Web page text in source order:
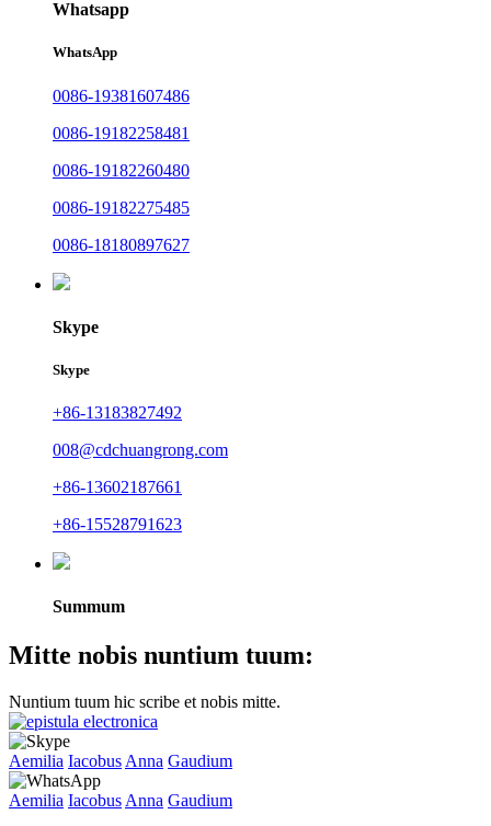
Whatsapp
WhatsApp
0086-19381607486
0086-19182258481
0086-19182260480
0086-19182275485
0086-18180897627
Skype
Skype
+86-13183827492
008@cdchuangrong.com
+86-13602187661
+86-15528791623
Summum
Mitte nobis nuntium tuum:
Nuntium tuum hic scribe et nobis mitte.
Aemilia Iacobus Anna Gaudium
Aemilia Iacobus Anna Gaudium